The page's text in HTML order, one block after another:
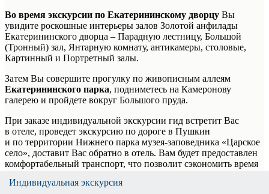
Индивидуальная экскурсия
Индивидуальная экскурсия
Индивидуальная экскурсия
Индивидуальная экскурсия
Индивидуальная экскурсия
Индивидуальная экскурсия
Индивидуальная экскурсия
Индивидуальная экскурсия
Индивидуальная экскурсия
Индивидуальная экскурсия
Индивидуальная экскурсия
Индивидуальная экскурсия
Индивидуальная экскурсия
Индивидуальная экскурсия
Индивидуальная экскурсия
Индивидуальная экскурсия
Индивидуальная экскурсия
Индивидуальная экскурсия
Индивидуальная экскурсия
Индивидуальная экскурсия
Индивидуальная экскурсия
Во время экскурсии по Екатерининскому дворцу Вы
увидите роскошные интерьеры залов Золотой анфилады
Екатерининского дворца – Парадную лестницу, Большой
(Тронный) зал, Янтарную комнату, антикамеры, столовые,
Картинный и Портретный залы.
Затем Вы совершите прогулку по живописным аллеям
Екатерининского парка, подниметесь на Камеронову
галерею и пройдете вокруг Большого пруда.
При заказе индивидуальной экскурсии гид встретит Вас
в отеле, проведет экскурсию по дороге в Пушкин
и по территории Нижнего парка музея-заповедника «Царское
село», доставит Вас обратно в отель. Вам будет предоставлен
комфортабельный транспорт, что позволит сэкономить время
общественного транспорта или в случае присоединения